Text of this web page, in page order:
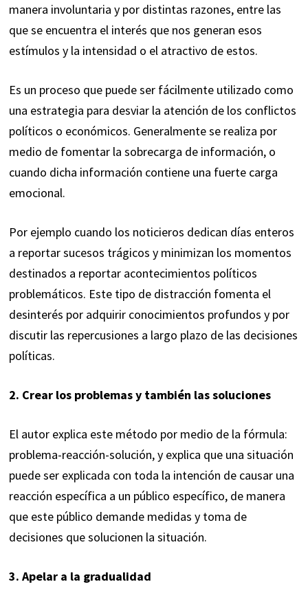
manera involuntaria y por distintas razones, entre las
que se encuentra el interés que nos generan esos
estímulos y la intensidad o el atractivo de estos.
Es un proceso que puede ser fácilmente utilizado como
una estrategia para desviar la atención de los conflictos
políticos o económicos. Generalmente se realiza por
medio de fomentar la sobrecarga de información, o
cuando dicha información contiene una fuerte carga
emocional.
Por ejemplo cuando los noticieros dedican días enteros
a reportar sucesos trágicos y minimizan los momentos
destinados a reportar acontecimientos políticos
problemáticos. Este tipo de distracción fomenta el
desinterés por adquirir conocimientos profundos y por
discutir las repercusiones a largo plazo de las decisiones
políticas.
2. Crear los problemas y también las soluciones
El autor explica este método por medio de la fórmula:
problema-reacción-solución, y explica que una situación
puede ser explicada con toda la intención de causar una
reacción específica a un público específico, de manera
que este público demande medidas y toma de
decisiones que solucionen la situación.
3. Apelar a la gradualidad